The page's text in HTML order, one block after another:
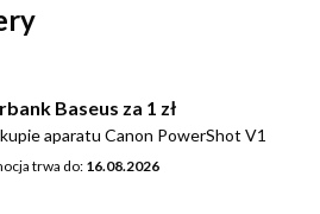
Baseus za 1 zł
aparatu Canon PowerShot V1
trwa do: 16.08.2026